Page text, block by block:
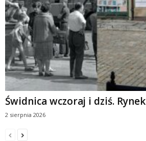
Świdnica wczoraj i dziś. Rynek
2 sierpnia 2026